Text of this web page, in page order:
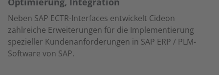
Neben SAP ECTR-Interfaces entwickelt Cideon
zahlreiche Erweiterungen für die Implementierung
spezieller Kundenanforderungen in SAP ERP / PLM-
Software von SAP.